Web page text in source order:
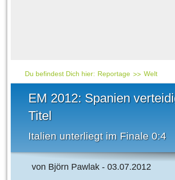
Technik
Du befindest Dich hier: Reportage Welt
EM 2012: Spanien
Titel
Italien unterliegt im Finale 0:4
von Björn Pawlak - 03.07.2012